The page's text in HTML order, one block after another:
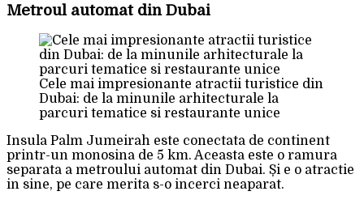
Metroul automat din Dubai
Cele mai impresionante atractii turistice din
Dubai: de la minunile arhitecturale la
parcuri tematice si restaurante unice
Insula Palm Jumeirah este conectata de continent
printr-un monosina de 5 km. Aceasta este o ramura
separata a metroului automat din Dubai. Și e o atractie
in sine, pe care merita s-o incerci neaparat.